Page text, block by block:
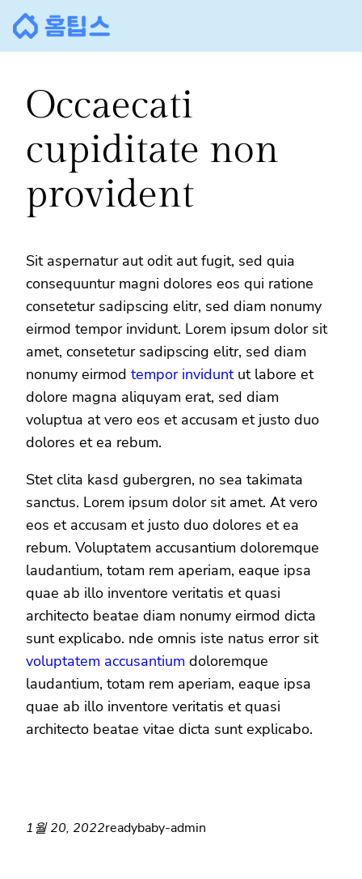
텐
츠
Occaecati
cupiditate non
provident
Sit aspernatur aut odit aut fugit, sed quia
consequuntur magni dolores eos qui ratione
consetetur sadipscing elitr, sed diam nonumy
eirmod tempor invidunt. Lorem ipsum dolor sit
amet, consetetur sadipscing elitr, sed diam
nonumy eirmod tempor inviduntut labore et
dolore magna aliquyam erat, sed diam
voluptua at vero eos et accusam et justo duo
dolores et ea rebum.
Stet clita kasd gubergren, no sea takimata
sanctus. Lorem ipsum dolor sit amet. At vero
eos et accusam et justo duo dolores et ea
rebum. Voluptatem accusantium doloremque
laudantium, totam rem aperiam, eaque ipsa
quae ab illo inventore veritatis et quasi
architecto beatae diam nonumy eirmod dicta
sunt explicabo. nde omnis iste natus error sit
voluptatem accusantium doloremque
laudantium, totam rem aperiam, eaque ipsa
quae ab illo inventore veritatis et quasi
architecto beatae vitae dicta sunt explicabo.
1월 20, 2022readybaby-admin